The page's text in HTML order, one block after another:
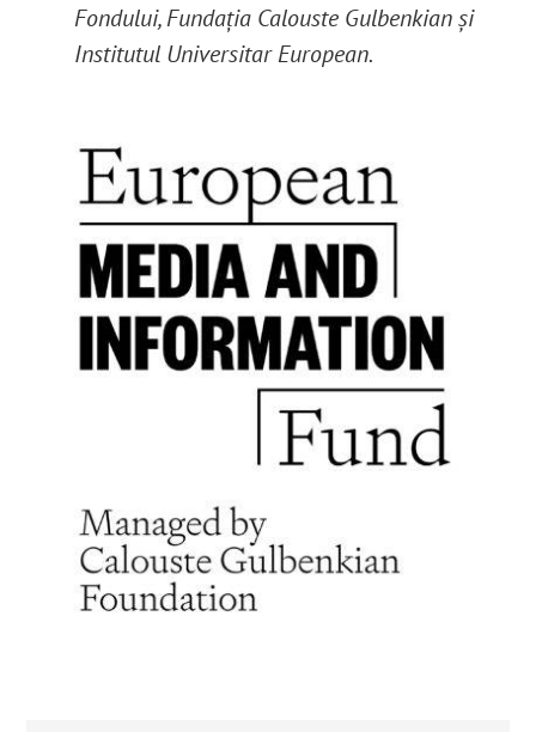
Fondului, Fundația Calouste Gulbenkian și
Institutul Universitar European.